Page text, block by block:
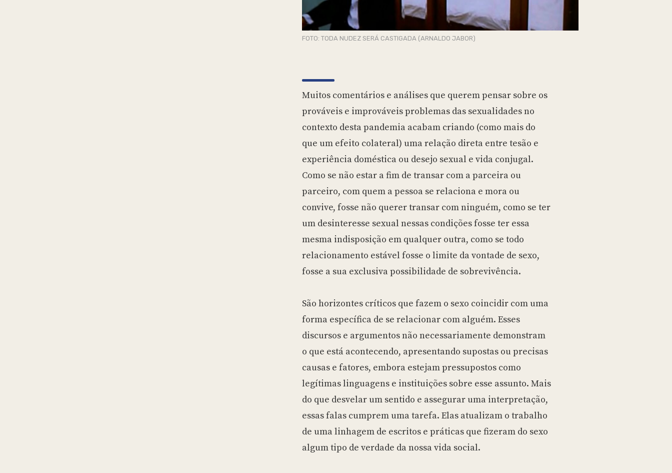
FOTO: TODA NUDEZ SERÁ CASTIGADA (ARNALDO JABOR)
Muitos comentários e análises que querem pensar sobre os
prováveis e improváveis problemas das sexualidades no
contexto desta pandemia acabam criando (como mais do
que um efeito colateral) uma relação direta entre tesão e
experiência doméstica ou desejo sexual e vida conjugal.
Como se não estar a fim de transar com a parceira ou
parceiro, com quem a pessoa se relaciona e mora ou
convive, fosse não querer transar com ninguém, como se ter
um desinteresse sexual nessas condições fosse ter essa
mesma indisposição em qualquer outra, como se todo
relacionamento estável fosse o limite da vontade de sexo,
fosse a sua exclusiva possibilidade de sobrevivência.
São horizontes críticos que fazem o sexo coincidir com uma
forma específica de se relacionar com alguém. Esses
discursos e argumentos não necessariamente demonstram
o que está acontecendo, apresentando supostas ou precisas
causas e fatores, embora estejam pressupostos como
legítimas linguagens e instituições sobre esse assunto. Mais
do que desvelar um sentido e assegurar uma interpretação,
essas falas cumprem uma tarefa. Elas atualizam o trabalho
de uma linhagem de escritos e práticas que fizeram do sexo
algum tipo de verdade da nossa vida social.